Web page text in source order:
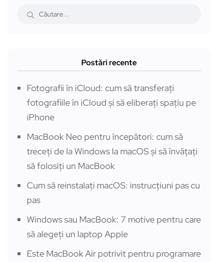
Postări recente
Fotografii în iCloud: cum să transferați
fotografiile în iCloud și să eliberați spațiu pe
iPhone
MacBook Neo pentru începători: cum să
treceți de la Windows la macOS și să învățați
să folosiți un MacBook
Cum să reinstalați macOS: instrucțiuni pas cu
pas
Windows sau MacBook: 7 motive pentru care
să alegeți un laptop Apple
Este MacBook Air potrivit pentru programare